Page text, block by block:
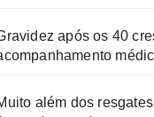
após os 40
além dos